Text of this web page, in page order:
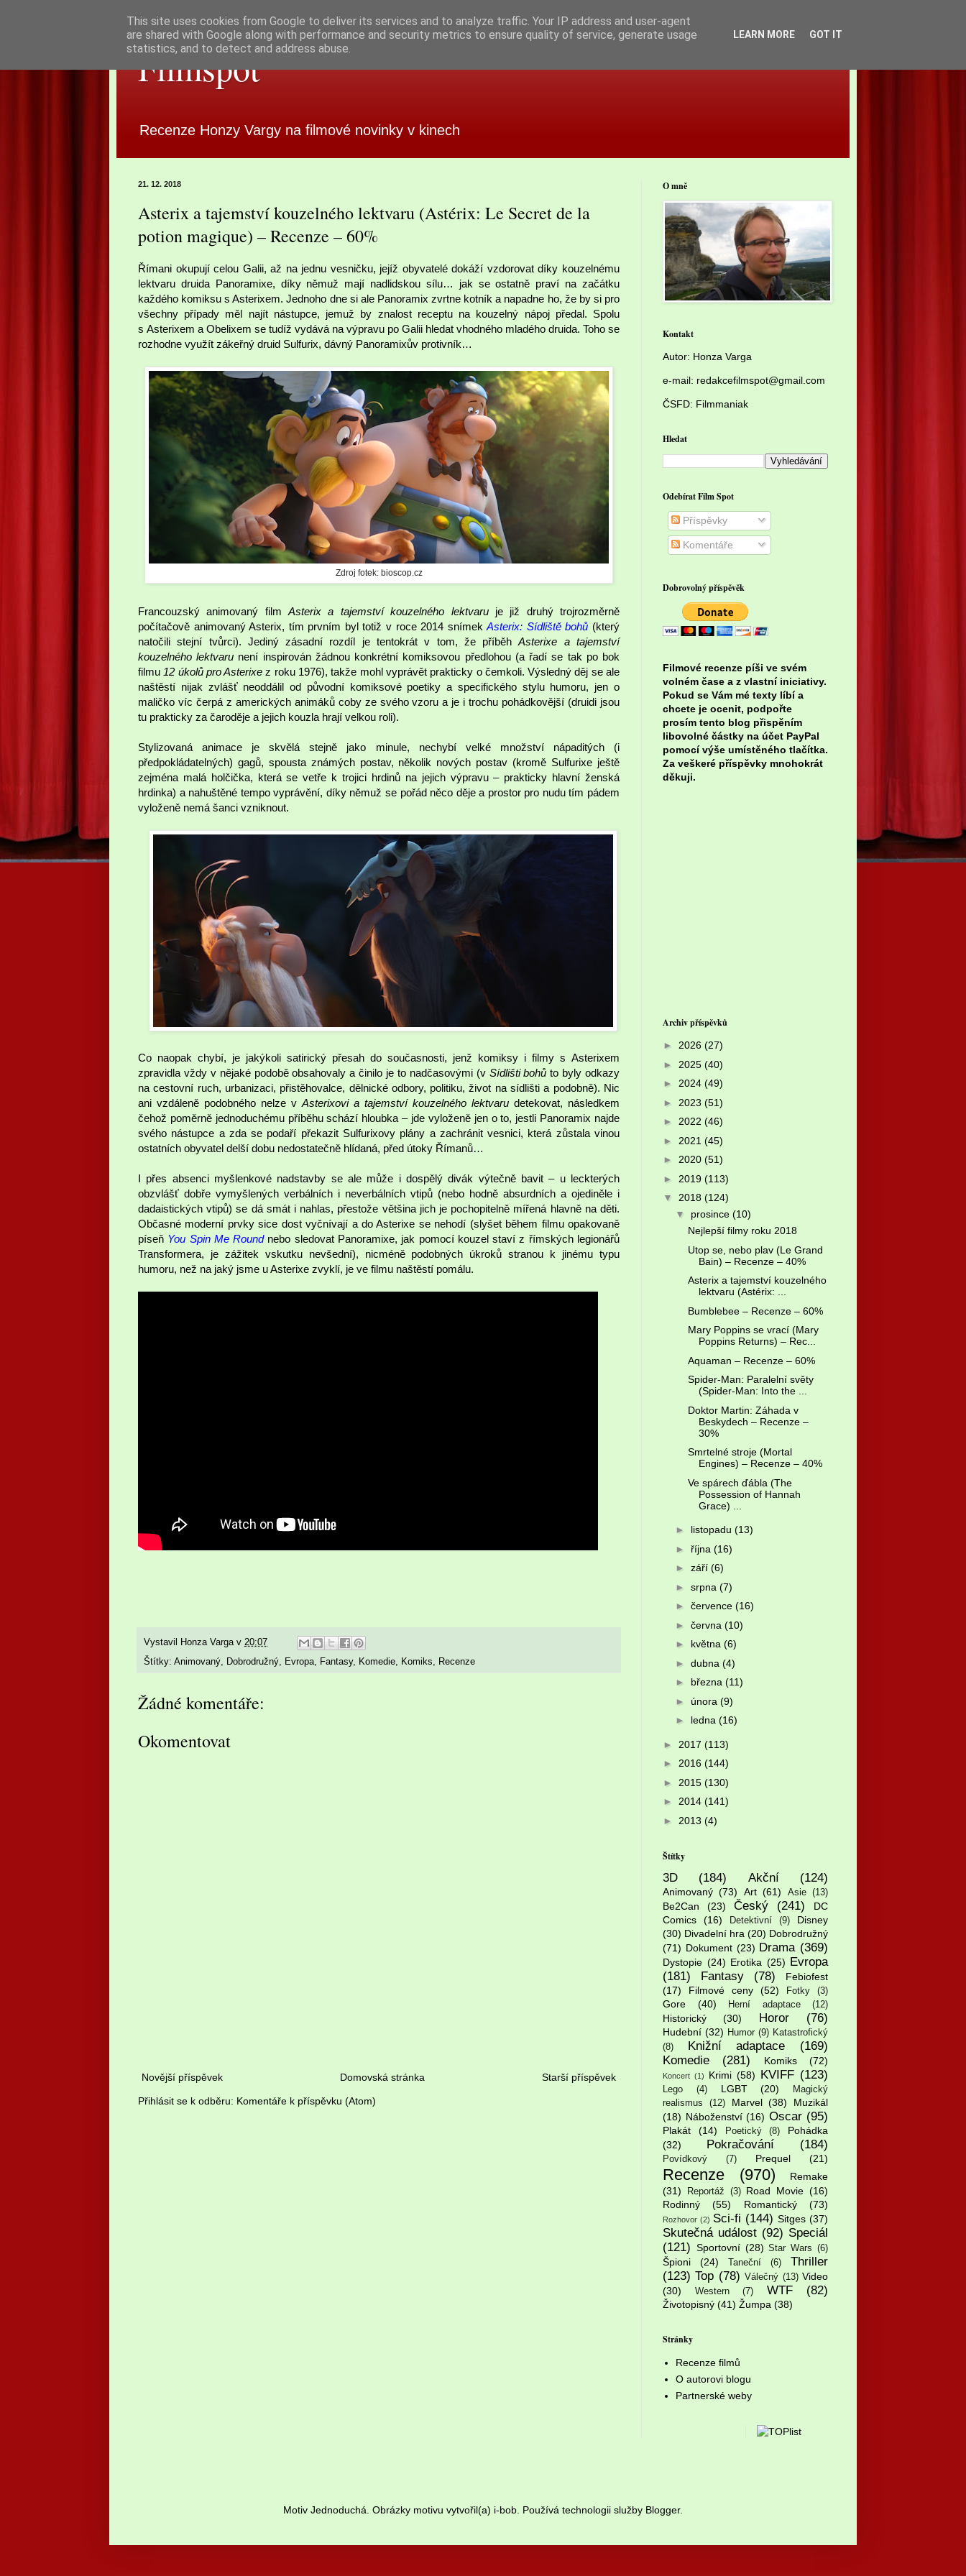
Filmspot
Recenze Honzy Vargy na filmové novinky v kinech
21. 12. 2018
Asterix a tajemství kouzelného lektvaru (Astérix: Le Secret de la
potion magique) – Recenze – 60%
Římani okupují celou Galii, až na jednu vesničku, jejíž obyvatelé dokáží vzdorovat díky kouzelnému
lektvaru druida Panoramixe, díky němuž mají nadlidskou sílu… jak se ostatně praví na začátku
každého komiksu s Asterixem. Jednoho dne si ale Panoramix zvrtne kotník a napadne ho, že by si pro
všechny případy měl najít nástupce, jemuž by znalost receptu na kouzelný nápoj předal. Spolu
s Asterixem a Obelixem se tudíž vydává na výpravu po Galii hledat vhodného mladého druida. Toho se
rozhodne využít zákeřný druid Sulfurix, dávný Panoramixův protivník…
Zdroj fotek: bioscop.cz
Francouzský animovaný filmAsterix a tajemství kouzelného lektvaruje již druhý trojrozměrně
počítačově animovaný Asterix, tím prvním byl totiž v roce 2014 snímekAsterix: Sídliště bohů (který
natočili stejní tvůrci). Jediný zásadní rozdíl je tentokrát v tom, že příběhAsterixe a tajemství
kouzelného lektvaru není inspirován žádnou konkrétní komiksovou předlohou (a řadí se tak po bok
filmu 12 úkolů pro Asterixe z roku 1976), takže mohl vyprávět prakticky o čemkoli. Výsledný děj se ale
naštěstí nijak zvlášť neoddálil od původní komiksové poetiky a specifického stylu humoru, jen o
maličko víc čerpá z amerických animáků coby ze svého vzoru a je i trochu pohádkovější (druidi jsou
tu prakticky za čaroděje a jejich kouzla hrají velkou roli).
Stylizovaná animace je skvělá stejně jako minule, nechybí velké množství nápaditých (i
předpokládatelných) gagů, spousta známých postav, několik nových postav (kromě Sulfurixe ještě
zejména malá holčička, která se vetře k trojici hrdinů na jejich výpravu – prakticky hlavní ženská
hrdinka) a nahuštěné tempo vyprávění, díky němuž se pořád něco děje a prostor pro nudu tím pádem
vyloženě nemá šanci vzniknout.
Co naopak chybí, je jakýkoli satirický přesah do současnosti, jenž komiksy i filmy s Asterixem
zpravidla vždy v nějaké podobě obsahovaly a činilo je to nadčasovými (v Sídlišti bohů to byly odkazy
na cestovní ruch, urbanizaci, přistěhovalce, dělnické odbory, politiku, život na sídlišti a podobně). Nic
ani vzdáleně podobného nelze v Asterixovi a tajemství kouzelného lektvaru detekovat, následkem
čehož poměrně jednoduchému příběhu schází hloubka – jde vyloženě jen o to, jestli Panoramix najde
svého nástupce a zda se podaří překazit Sulfurixovy plány a zachránit vesnici, která zůstala vinou
ostatních obyvatel delší dobu nedostatečně hlídaná, před útoky Římanů…
I přes absenci myšlenkové nadstavby se ale může i dospělý divák výtečně bavit – u leckterých
obzvlášť dobře vymyšlených verbálních i neverbálních vtipů (nebo hodně absurdních a ojediněle i
dadaistických vtipů) se dá smát i nahlas, přestože většina jich je pochopitelně mířená hlavně na děti.
Občasné moderní prvky sice dost vyčnívají a do Asterixe se nehodí (slyšet během filmu opakovaně
píseň You Spin Me Roundnebo sledovat Panoramixe, jak pomocí kouzel staví z římských legionářů
Transformera, je zážitek vskutku nevšední), nicméně podobných úkroků stranou k jinému typu
humoru, než na jaký jsme u Asterixe zvyklí, je ve filmu naštěstí pomálu.
Vystavil Honza Varga v 20:07
Štítky: Animovaný Dobrodružný Evropa Fantasy, Komedie Komiks Recenze
Žádné komentáře:
Okomentovat
Novější příspěvek Starší příspěvek
Domovská stránka
Přihlásit se k odběru: Komentáře k příspěvku (Atom)
O mně
Kontakt
Autor: Honza Varga
e-mail: redakcefilmspot@gmail.com
ČSFD: Filmmaniak
Hledat
Odebírat Film Spot
Příspěvky
Komentáře
Dobrovolný příspěvěk
Filmové recenze píši ve svém
volném čase a z vlastní iniciativy.
Pokud se Vám mé texty líbí a
chcete je ocenit, podpořte
prosím tento blog přispěním
libovolné částky na účet PayPal
pomocí výše umístěného tlačítka.
Za veškeré příspěvky mnohokrát
děkuji.
Archiv příspěvků
► 2026 (27)
► 2025 (40)
► 2024 (49)
► 2023 (51)
► 2022 (46)
► 2021 (45)
► 2020 (51)
► 2019 (113)
▼ 2018 (124)
▼ prosince (10)
Nejlepší filmy roku 2018
Utop se, nebo plav (Le Grand
Bain) – Recenze – 40%
Asterix a tajemství kouzelného
lektvaru (Astérix: ...
Bumblebee – Recenze – 60%
Mary Poppins se vrací (Mary
Poppins Returns) – Rec...
Aquaman – Recenze – 60%
Spider-Man: Paralelní světy
(Spider-Man: Into the ...
Doktor Martin: Záhada v
Beskydech – Recenze –
30%
Smrtelné stroje (Mortal
Engines) – Recenze – 40%
Ve spárech ďábla (The
Possession of Hannah
Grace) ...
► listopadu (13)
► října (16)
► září (6)
► srpna (7)
► července (16)
► června (10)
► května (6)
► dubna (4)
► března (11)
► února (9)
► ledna (16)
► 2017 (113)
► 2016 (144)
► 2015 (130)
► 2014 (141)
► 2013 (4)
Štítky
3D (184) Akční (124)
Animovaný (73) Art (61) Asie (13)
Be2Can (23) Český (241)
DC
Comics
(16) Detektivní (9)
Disney
(30) Divadelní hra (20) Dobrodružný
(71) Dokument (23) Drama (369)
Dystopie (24) Erotika (25)
Evropa
(181)
Fantasy (78)
Febiofest
(17)
Filmové ceny (52) Fotky (3)
Gore (40) Herní adaptace (12)
Historický (30) Horor (76)
Hudební (32) Humor (9) Katastrofický
(8)
Knižní adaptace
(169)
Komedie
(281) Komiks (72)
Koncert (1) Krimi (58) KVIFF (123)
Lego (4) LGBT (20)
Magický
realismus
(12) Marvel (38)
Muzikál
(18) Náboženství (16) Oscar (95)
Plakát (14) Poetický (8)
Pohádka
(32)
Pokračování (184)
Povídkový (7) Prequel (21)
Recenze (970)
Remake
(31)
Reportáž (3) Road Movie (16)
Rodinný
(55) Romantický (73)
Rozhovor (2) Sci-fi (144) Sitges (37)
Skutečná událost (92) Speciál
(121) Sportovní (28) Star Wars (6)
Špioni (24) Taneční (6)
Thriller
(123) Top (78) Válečný (13) Video
(30)
Western (7) WTF (82)
Životopisný (41) Žumpa (38)
Stránky
Recenze filmů
O autorovi blogu
Partnerské weby
Motiv Jednoduchá. Obrázky motivu vytvořil(a) i-bob. Používá technologii služby Blogger.
This site uses cookies from Google to deliver its services and to analyze traffic. Your IP address and user-agent
are shared with Google along with performance and security metrics to ensure quality of service, generate usage
statistics, and to detect and address abuse.
LEARN MORE GOT IT